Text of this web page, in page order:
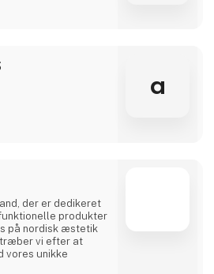
a
der er dedikeret
produkter
på nordisk æstetik
vi efter at
vores unikke